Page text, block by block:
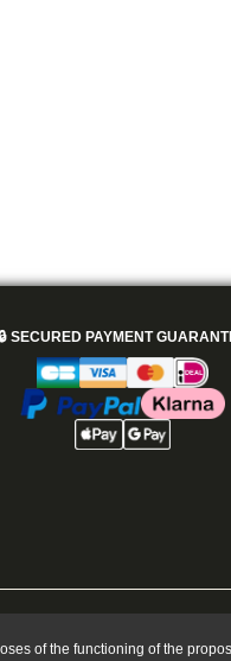
SECURED PAYMENT
FOR YOUR HEALTH, EAT
of the functioning of the